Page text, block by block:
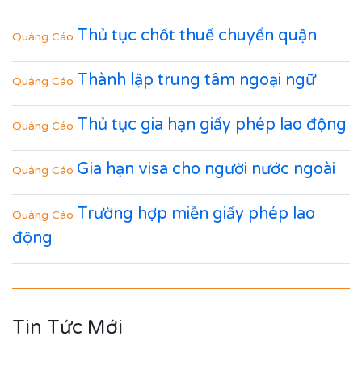
Quảng Cáo Thủ tục chốt thuế chuyển quận
Quảng Cáo Thành lập trung tâm ngoại ngữ
Quảng Cáo Thủ tục gia hạn giấy phép lao động
Quảng Cáo Gia hạn visa cho người nước ngoài
Quảng Cáo Trường hợp miễn giấy phép lao
động
Tin Tức Mới